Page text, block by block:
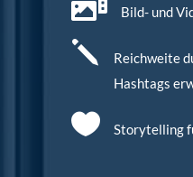
 Bild- und
j
Reichweite
Hashtags
 Storytelling